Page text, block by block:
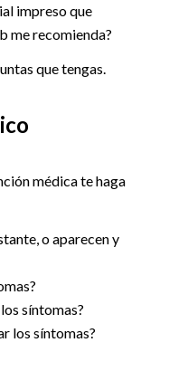
impreso que
me recomienda?
que tengas.
médica te haga
o aparecen y
síntomas?
los síntomas?